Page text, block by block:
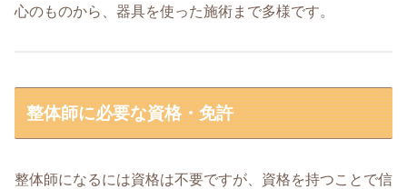
心のものから、器具を使った施術まで多様です。
整体師に必要な資格・免許
整体師になるには資格は不要ですが、資格を持つことで信